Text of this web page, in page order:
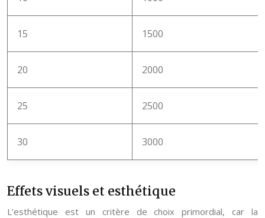
15 1500
20 2000
25 2500
30 3000
Effets visuels et esthétique
L’esthétique est un critère de choix primordial, car la